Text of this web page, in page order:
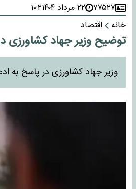
۷۷۵۲۷ ۲۲ مرداد ۱۴۰۴
۱۰:۲
خانه
اقتصاد
توضیح وزیر جهاد کشاورزی
وزیر جهاد کشاورزی در پاسخ به ادعای